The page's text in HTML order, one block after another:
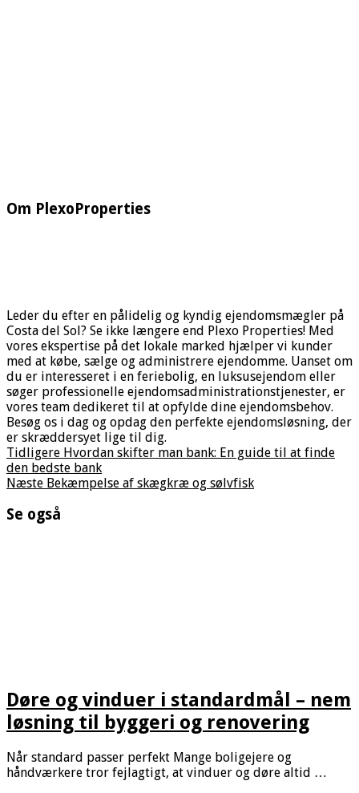
Om PlexoProperties
Leder du efter en pålidelig og kyndig ejendomsmægler på
Costa del Sol? Se ikke længere end Plexo Properties! Med
vores ekspertise på det lokale marked hjælper vi kunder
med at købe, sælge og administrere ejendomme. Uanset om
du er interesseret i en feriebolig, en luksusejendom eller
søger professionelle ejendomsadministrationstjenester, er
vores team dedikeret til at opfylde dine ejendomsbehov.
Besøg os i dag og opdag den perfekte ejendomsløsning, der
er skræddersyet lige til dig.
Tidligere Hvordan skifter man bank: En guide til at finde
den bedste bank
Næste Bekæmpelse af skægkræ og sølvfisk
Se også
Døre og vinduer i standardmål – nem
løsning til byggeri og renovering
Når standard passer perfekt Mange boligejere og
håndværkere tror fejlagtigt, at vinduer og døre altid …